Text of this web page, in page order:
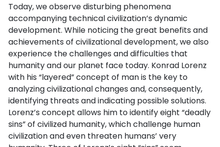
Today, we observe disturbing phenomena
accompanying technical civilization’s dynamic
development. While noticing the great benefits and
achievements of civilizational development, we also
experience the challenges and difficulties that
humanity and our planet face today. Konrad Lorenz
with his “layered” concept of man is the key to
analyzing civilizational changes and, consequently,
identifying threats and indicating possible solutions.
Lorenz’s concept allows him to identify eight “deadly
sins” of civilized humanity, which challenge human
civilization and even threaten humans’ very